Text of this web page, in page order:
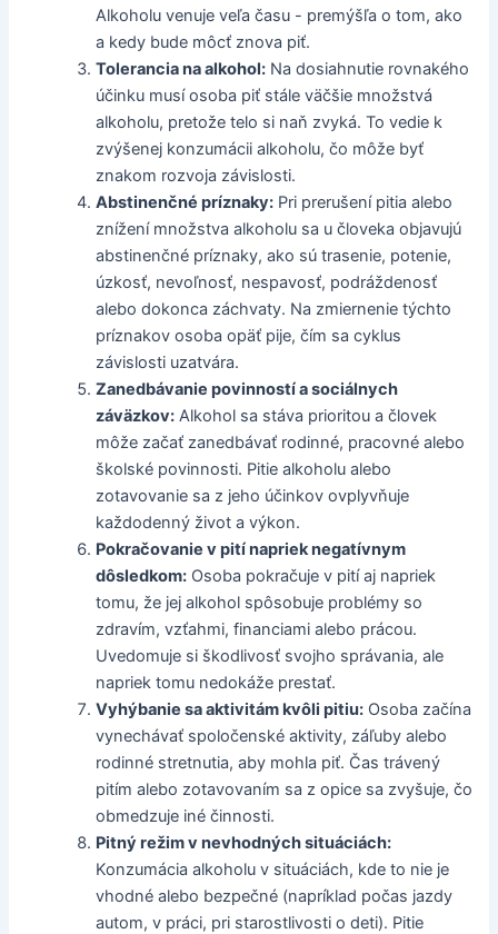
Alkoholu venuje veľa času - premýšľa o tom, ako
a kedy bude môcť znova piť.
Tolerancia na alkohol: Na dosiahnutie rovnakého
účinku musí osoba piť stále väčšie množstvá
alkoholu, pretože telo si naň zvyká. To vedie k
zvýšenej konzumácii alkoholu, čo môže byť
znakom rozvoja závislosti.
Abstinenčné príznaky: Pri prerušení pitia alebo
znížení množstva alkoholu sa u človeka objavujú
abstinenčné príznaky, ako sú trasenie, potenie,
úzkosť, nevoľnosť, nespavosť, podráždenosť
alebo dokonca záchvaty. Na zmiernenie týchto
príznakov osoba opäť pije, čím sa cyklus
závislosti uzatvára.
Zanedbávanie povinností a sociálnych
záväzkov: Alkohol sa stáva prioritou a človek
môže začať zanedbávať rodinné, pracovné alebo
školské povinnosti. Pitie alkoholu alebo
zotavovanie sa z jeho účinkov ovplyvňuje
každodenný život a výkon.
Pokračovanie v pití napriek negatívnym
dôsledkom: Osoba pokračuje v pití aj napriek
tomu, že jej alkohol spôsobuje problémy so
zdravím, vzťahmi, financiami alebo prácou.
Uvedomuje si škodlivosť svojho správania, ale
napriek tomu nedokáže prestať.
Vyhýbanie sa aktivitám kvôli pitiu: Osoba začína
vynechávať spoločenské aktivity, záľuby alebo
rodinné stretnutia, aby mohla piť. Čas trávený
pitím alebo zotavovaním sa z opice sa zvyšuje, čo
obmedzuje iné činnosti.
Pitný režim v nevhodných situáciách:
Konzumácia alkoholu v situáciách, kde to nie je
vhodné alebo bezpečné (napríklad počas jazdy
autom, v práci, pri starostlivosti o deti). Pitie